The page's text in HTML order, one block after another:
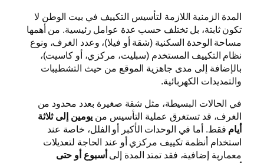
المدة الزمنية اللازمة لتأسيس التكييف في بيت الوطن لا
تكون ثابتة، بل تختلف حسب عدة عوامل رئيسية. من أهمها
مساحة الوحدة السكنية (شقة أو فيلا)، وعدد الغرف، ونوع
نظام التكييف المستخدم (سبليت، مركزي، أو كاسيت)،
بالإضافة إلى مدى جاهزية الموقع من حيث التشطيبات
والتمديدات الكهربائية.
في الحالات البسيطة، مثل شقة صغيرة بعدد محدود من
الغرف، قد تستغرق عملية التأسيس من يومين إلى ثلاثة
أيام فقط. أما في الوحدات الأكبر أو الفلل، خاصة عند
استخدام أنظمة تكييف مركزي أو عند الحاجة لتعديلات
معمارية إضافية، فقد تمتد المدة إلى أسبوع أو حتى